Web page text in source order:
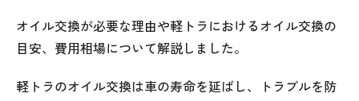
オイル交換が必要な理由や軽トラにおけるオイル交換の
目安、費用相場について解説しました。
軽トラのオイル交換は車の寿命を延ばし、トラブルを防